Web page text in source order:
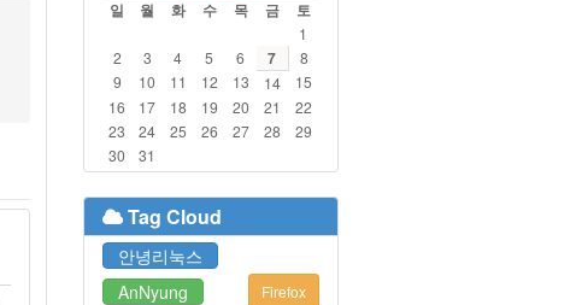
일 월 화 수 목 금 토
1
2
3 4 5 6 7
8
9
10 11 12 13 14
15
16
17 18 19 20 21
22
23
24 25 26 27 28
29
30
31
Tag Cloud
안녕리눅스
AnNyung
Firefox